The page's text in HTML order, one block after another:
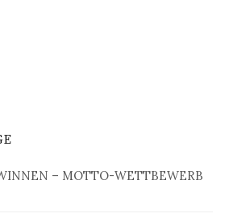
– MOTTO-WETTBEWERB